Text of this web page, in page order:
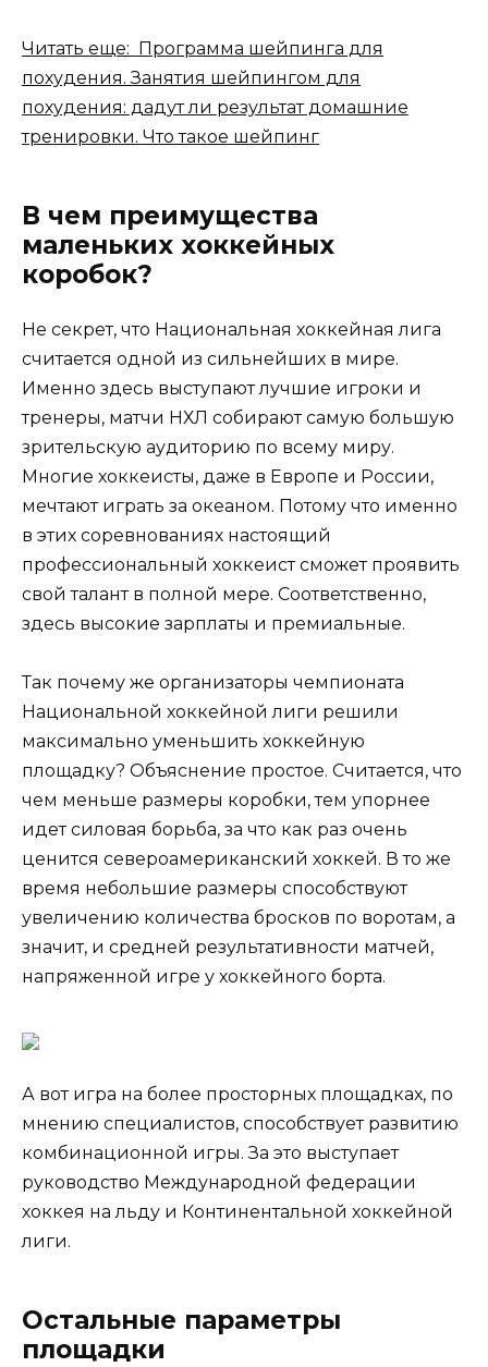
Читать еще: Программа шейпинга для
похудения. Занятия шейпингом для
похудения: дадут ли результат домашние
тренировки. Что такое шейпинг
В чем преимущества
маленьких хоккейных
коробок?
Не секрет, что Национальная хоккейная лига
считается одной из сильнейших в мире.
Именно здесь выступают лучшие игроки и
тренеры, матчи НХЛ собирают самую большую
зрительскую аудиторию по всему миру.
Многие хоккеисты, даже в Европе и России,
мечтают играть за океаном. Потому что именно
в этих соревнованиях настоящий
профессиональный хоккеист сможет проявить
свой талант в полной мере. Соответственно,
здесь высокие зарплаты и премиальные.
Так почему же организаторы чемпионата
Национальной хоккейной лиги решили
максимально уменьшить хоккейную
площадку? Объяснение простое. Считается, что
чем меньше размеры коробки, тем упорнее
идет силовая борьба, за что как раз очень
ценится североамериканский хоккей. В то же
время небольшие размеры способствуют
увеличению количества бросков по воротам, а
значит, и средней результативности матчей,
напряженной игре у хоккейного борта.
А вот игра на более просторных площадках, по
мнению специалистов, способствует развитию
комбинационной игры. За это выступает
руководство Международной федерации
хоккея на льду и Континентальной хоккейной
лиги.
Остальные параметры
площадки